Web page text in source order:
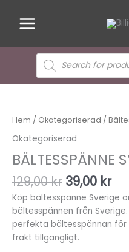
innehållMenu
Sök
efter
produkter
Hem / Okategoriserad /
Okategoriserad
BÄLTESSPÄNNE
129,00kr
Det
priset
var:
129,00 kr.
39,00 kr
Köp bältesspänne Sverige
bältesspännen från
perfekta bältesspännan för
frakt tillgängligt.
mängd